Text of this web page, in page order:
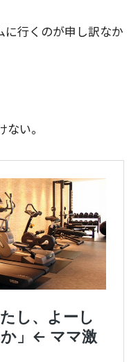
行くのが申し訳なか
い。